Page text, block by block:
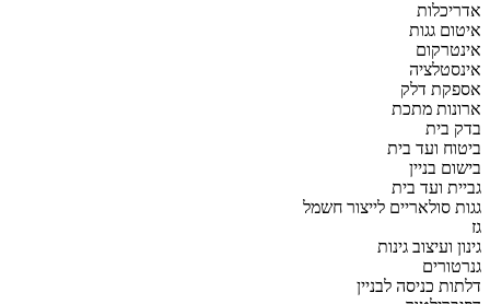
אדריכלות
איטום גגות
אינטרקום
אינסטלציה
אספקת דלק
ארונות מתכת
בדק בית
ביטוח ועד בית
בישום בניין
גביית ועד בית
גגות סולאריים לייצור חשמל
גז
גינון ועיצוב גינות
גנרטורים
דלתות כניסה לבניין